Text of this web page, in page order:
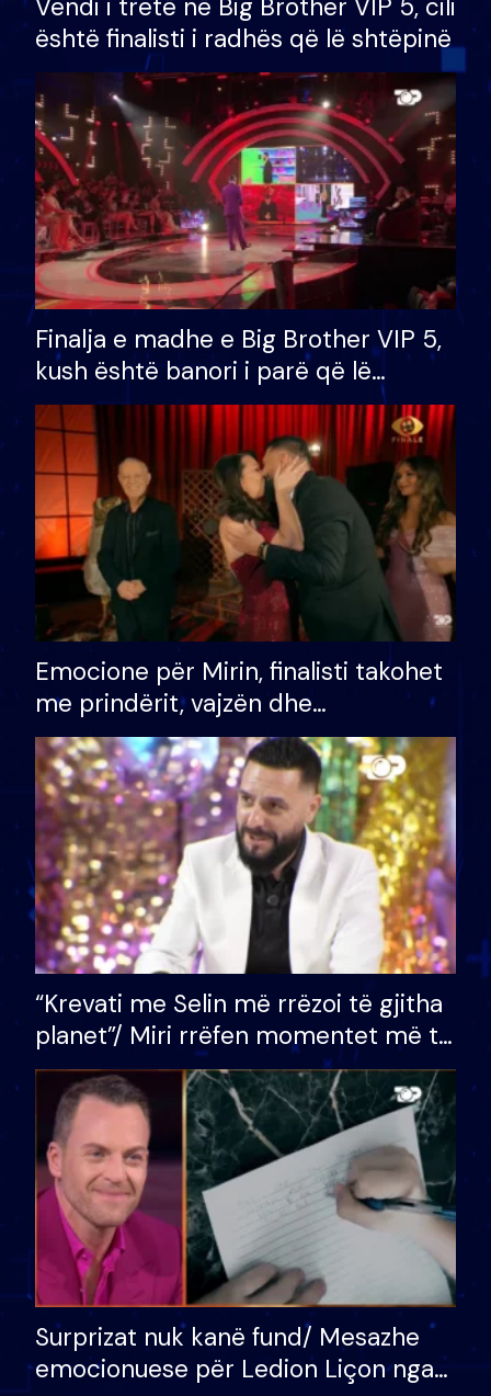
Vendi i tretë në Big Brother VIP 5, cili
është finalisti i radhës që lë shtëpinë
Finalja e madhe e Big Brother VIP 5,
kush është banori i parë që lë
shtëpinë dhe humb mundësinë për
të fituar çmimin e madh
Emocione për Mirin, finalisti takohet
me prindërit, vajzën dhe
bashkëshorten: S’kemi ndonjë letër
divorci apo jo?
“Krevati me Selin më rrëzoi të gjitha
planet”/ Miri rrëfen momentet më të
bukura në shtëpinë e BB VIP: Do më
mungojë zilja e mëngjesit kur…
Surprizat nuk kanë fund/ Mesazhe
emocionuese për Ledion Liçon nga